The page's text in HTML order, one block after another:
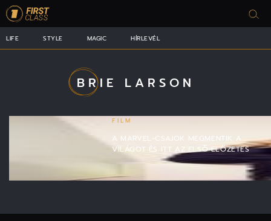
LIFE STYLE MAGIC HÍRLEVÉL
BRIE LARSON
FILM
A MARVEL-CSAJOK MEGMENTIK A
VILÁGOT ÉS ITT AZ ELSŐ ELŐZETES